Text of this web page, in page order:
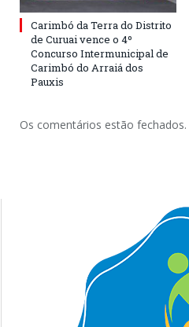
Carimbó da Terra do Distrito
de Curuai vence o 4º
Concurso Intermunicipal de
Carimbó do Arraiá dos
Pauxis
Os comentários estão fechados.